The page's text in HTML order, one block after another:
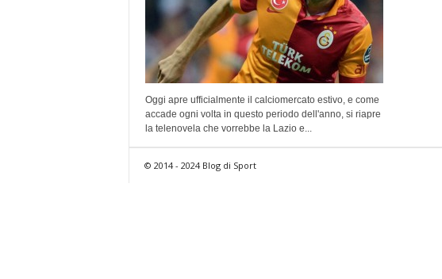
Oggi apre ufficialmente il calciomercato estivo, e come
accade ogni volta in questo periodo dell'anno, si riapre
la telenovela che vorrebbe la Lazio e...
© 2014 - 2024 Blog di Sport